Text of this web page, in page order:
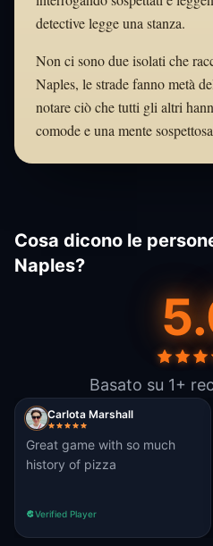
detective legge una stanza.
Non ci sono due isolati che
Naples, le strade fanno metà
notare ciò che tutti gli altri
comode e una mente
Cosa dicono le
Naples?
Basato su 1+
Carlota Marshall
Great game with so much
history of pizza
Verified Player